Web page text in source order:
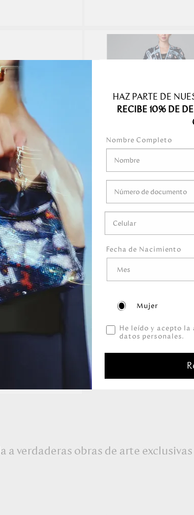
TAPA ALMA
DEBILZAN
RUANA DEBILZAN
ALMA AMOR
a verdaderas obras de arte
HAZ PARTE DE
RECIBE 10% DE
Nombre Completo
Fecha de Nacimiento
Mujer
He leído y acepto
datos personales.